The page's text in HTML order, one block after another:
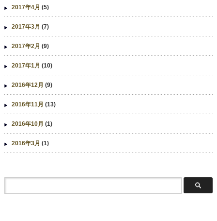
2017年4月 (5)
2017年3月 (7)
2017年2月 (9)
2017年1月 (10)
2016年12月 (9)
2016年11月 (13)
2016年10月 (1)
2016年3月 (1)